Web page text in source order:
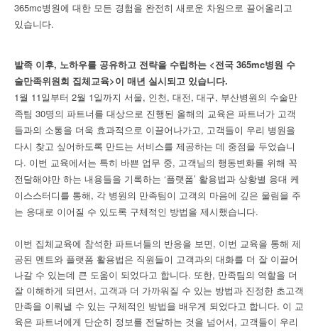
365mc병원에 대한 모든 경험을 완전히 새로운 차원으로 끌어올리고
있습니다.
발족 이후, 노하우를 공유하고 전략을 수립하는 <전국 365mc병원 수
술만족위원회 집체교육>이 매년 실시되고 있습니다.
1월 11일부터 2월 1일까지 서울, 인천, 대전, 대구, 부산병원의 수술만
족팀 30명의 파트너를 대상으로 진행된 올해의 교육은 파트너가 고객
들과의 소통을 더욱 효과적으로 이끌어나가고, 고객들이 우리 병원을
다시 찾고 싶어하도록 만드는 서비스를 제공하는 데 중점을 두었습니
다. 이번 교육에서는 특히 바쁜 업무 중, 고객님의 행동변화를 위해 꼭
전달해야만 하는 내용들을 기록하는 ‘플랫폼’ 활용법과 상황별 응대 케
이스스터디를 통해, 각 병원의 만족팀이 고객의 마음에 깊은 울림을 주
는 응대로 이어질 수 있도록 구체적인 방법을 제시했습니다.
이번 집체교육에 참석한 파트너들의 반응을 보면, 이번 교육을 통해 제
공된 멘트와 플랫폼 활용법은 직원들이 고객과의 대화를 더 잘 이끌어
나갈 수 있는데 큰 도움이 되었다고 합니다. 또한, 만족팀의 역할을 더
잘 이해하게 되면서, 고객과 더 가까워질 수 있는 방법과 진정한 초고객
만족을 이뤄낼 수 있는 구체적인 방법을 배우게 되었다고 합니다. 이 교
육은 파트너에게 단순히 정보를 전달하는 것을 넘어서, 고객들이 우리